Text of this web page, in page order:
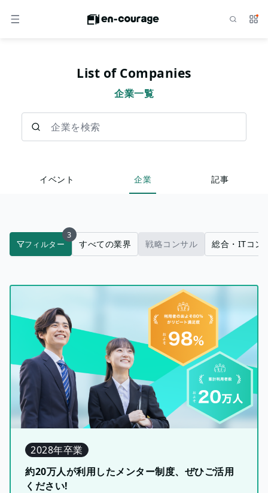
メニュー サ
List of Companies
企業一覧
イベント 企業 記事
フィルター
3
すべての業界 戦略コンサル 総合・ITコン
2028年卒業
約20万人が利用したメンター制度、ぜひご活用
ください!